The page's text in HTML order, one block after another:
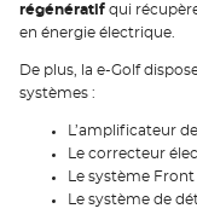
régénératif qui
en énergie électrique.
De plus, la e-Golf
systèmes :
L’amplificateur
Le correcteur
Le système
Le système de